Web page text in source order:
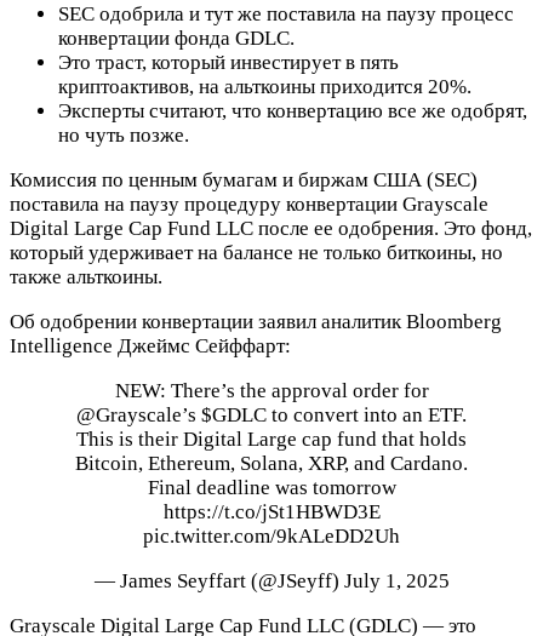
SEC одобрила и тут же поставила на паузу процесс
конвертации фонда GDLC.
Это траст, который инвестирует в пять
криптоактивов, на альткоины приходится 20%.
Эксперты считают, что конвертацию все же одобрят,
но чуть позже.
Комиссия по ценным бумагам и биржам США (SEC)
поставила на паузу процедуру конвертации Grayscale
Digital Large Cap Fund LLC после ее одобрения. Это фонд,
который удерживает на балансе не только биткоины, но
также альткоины.
Об одобрении конвертации заявил аналитик Bloomberg
Intelligence Джеймс Сейффарт:
NEW: There’s the approval order for
@Grayscale’s $GDLC to convert into an ETF.
This is their Digital Large cap fund that holds
Bitcoin, Ethereum, Solana, XRP, and Cardano.
Final deadline was tomorrow
https://t.co/jSt1HBWD3E
pic.twitter.com/9kALeDD2Uh
— James Seyffart (@JSeyff) July 1, 2025
Grayscale Digital Large Cap Fund LLC (GDLC) — это